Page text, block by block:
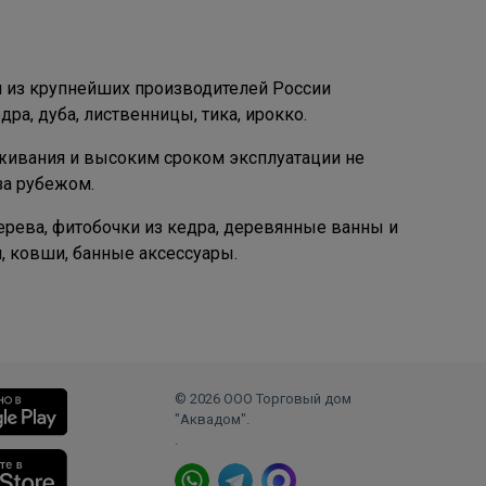
крупнейших производителей России
дуба, лиственницы, тика, ирокко.
и высоким сроком эксплуатации не
рубежом.
фитобочки из кедра, деревянные ванны и
ковши, банные аксессуары.
© 2026 ООО Торговый дом
"Аквадом".
.